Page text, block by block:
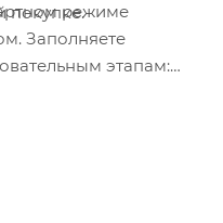
покупке.режиме
Заполняете
этапам: